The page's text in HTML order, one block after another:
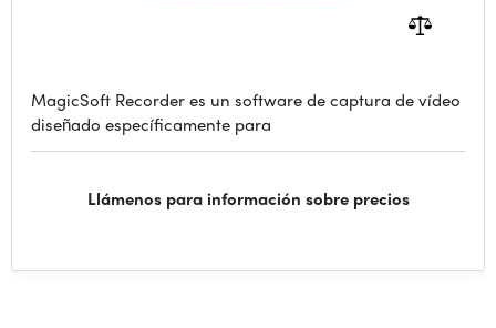
MagicSoft Recorder es un software de captura de vídeo
diseñado específicamente para
Llámenos para información sobre precios